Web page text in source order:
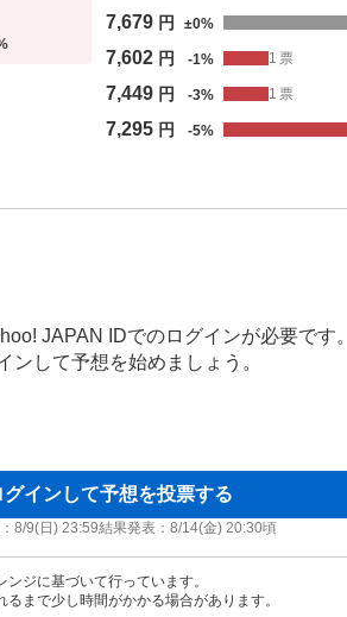
7,679 円 ±0%
7,602 円 -1% 1 票
7,449 円 -3% 1 票
7,295 円 -5%
JAPAN IDでのログインが必要です。
ンして予想を始めましょう。
グインして予想を投票する
8/9(日) 23:59結果発表： 8/14(金) 20:30頃
ジに基づいて行っています。
まで少し時間がかかる場合があります。